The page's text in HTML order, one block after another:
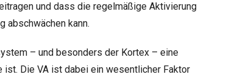
und dass die regelmäßige Aktivierung
abschwächen kann.
– und besonders der Kortex – eine
Die VA ist dabei ein wesentlicher Faktor